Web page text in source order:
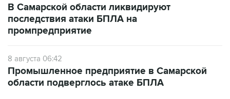
В Самарской области ликвидируют
последствия атаки БПЛА на
промпредприятие
8 августа 06:42
Промышленное предприятие в Самарской
области подверглось атаке БПЛА